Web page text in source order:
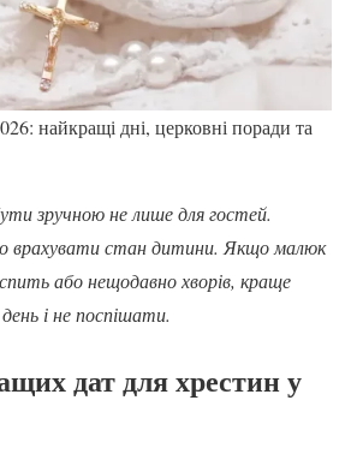
найкращі дні, церковні поради та
зручною не лише для гостей.
врахувати стан дитини. Якщо малюк
або нещодавно хворів, краще
і не поспішати.
дат для хрестин у